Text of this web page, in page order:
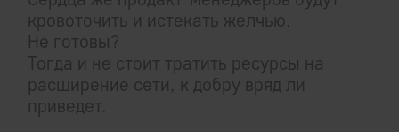
кровоточить и истекать желчью.
Не готовы?
Тогда и не стоит тратить ресурсы на
расширение сети, к добру вряд ли
приведет.